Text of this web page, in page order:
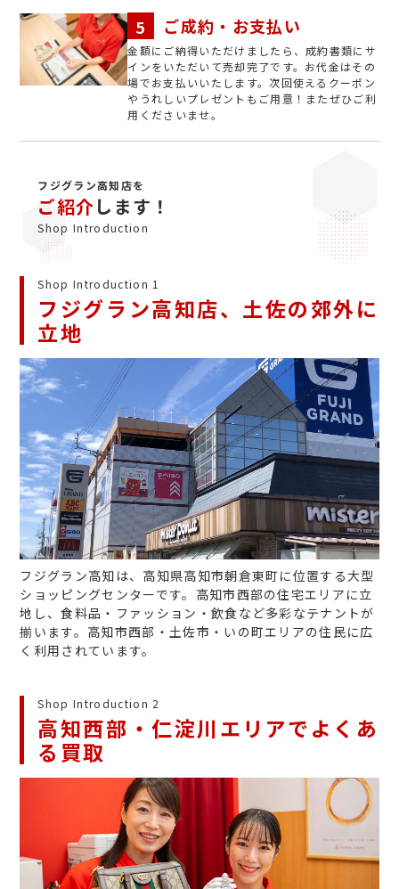
ご成約・お支払い
金額にご納得いただけましたら、成約書類にサ
インをいただいて売却完了です。お代金はその
場でお支払いいたします。次回使えるクーポン
やうれしいプレゼントもご用意！またぜひご利
用くださいませ。
フジグラン高知店を
ご紹介します！
Shop Introduction
Shop Introduction 1
フジグラン高知店、土佐の郊外に
立地
フジグラン高知は、高知県高知市朝倉東町に位置する大型
ショッピングセンターです。高知市西部の住宅エリアに立
地し、食料品・ファッション・飲食など多彩なテナントが
揃います。高知市西部・土佐市・いの町エリアの住民に広
く利用されています。
Shop Introduction 2
高知西部・仁淀川エリアでよくあ
る買取